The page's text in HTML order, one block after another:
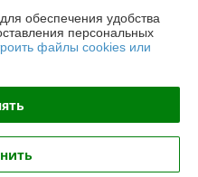
обеспечения удобства
персональных
файлы cookies или